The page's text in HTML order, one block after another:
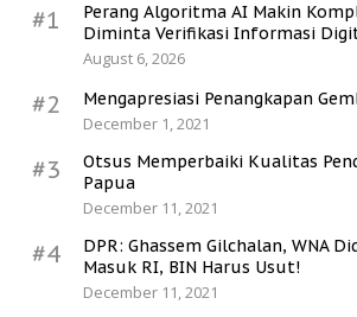
#1
Perang Algoritma AI Makin
Diminta Verifikasi Informasi
August 6, 2026
#2
Mengapresiasi Penangkapan
December 1, 2021
#3
Otsus Memperbaiki Kualitas
Papua
December 11, 2021
#4
DPR: Ghassem Gilchalan, WNA
Masuk RI, BIN Harus Usut!
December 11, 2021